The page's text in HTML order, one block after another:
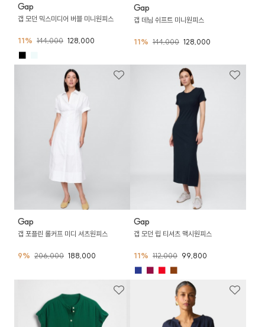
Gap
갭 모던 믹스미디어 버블 미니원피스
11% 144,000 128,000
■
Gap
갭 데님 쉬프트 미니원피스
11% 144,000 128,000
Gap
갭 포플린 롤커프 미디 셔츠원피스
9% 206,000 188,000
Gap
갭 모던 립 티셔츠 맥시원피스
11% 112,000 99,800
■ ■ ■ ■